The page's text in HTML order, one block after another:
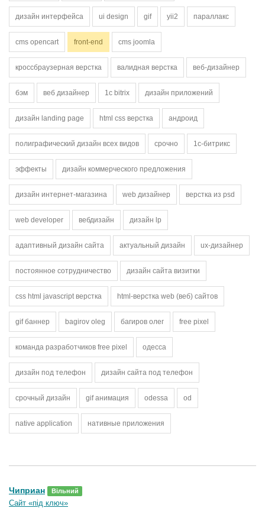
дизайн интерфейса ui design gif yii2 параллакс
cms opencart front-end cms joomla
кроссбраузерная верстка валидная верстка веб-дизайнер
бэм веб дизайнер 1c bitrix дизайн приложений
дизайн landing page html css верстка андроид
полиграфический дизайн всех видов срочно 1с-битрикс
эффекты дизайн коммерческого предложения
дизайн интернет-магазина web дизайнер верстка из psd
web developer вебдизайн дизайн lp
адаптивный дизайн сайта актуальный дизайн ux-дизайнер
постоянное сотрудничество дизайн сайта визитки
css html javascript верстка html-верстка web (веб) сайтов
gif баннер bagirov oleg багиров олег free pixel
команда разработчиков free pixel одесса
дизайн под телефон дизайн сайта под телефон
срочный дизайн gif анимация odessa od
native application нативные приложения
Чиприан Вільний
Сайт «під ключ»